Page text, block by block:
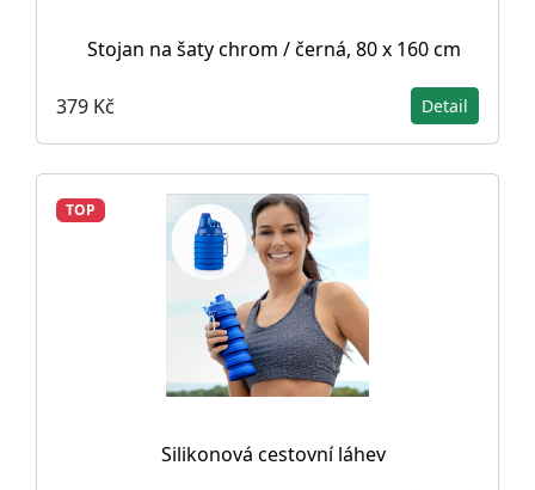
Stojan na šaty chrom / černá, 80 x 160 cm
379 Kč Detail
TOP
Silikonová cestovní láhev